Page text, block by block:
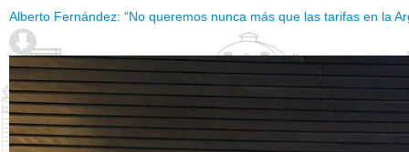
Alberto Fernández: “No queremos nunca más que las tarifas en la